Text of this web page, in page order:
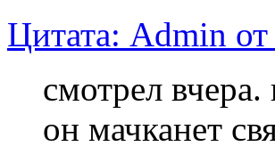
Цитата: Admin
смотрел вчера.
он мачканет